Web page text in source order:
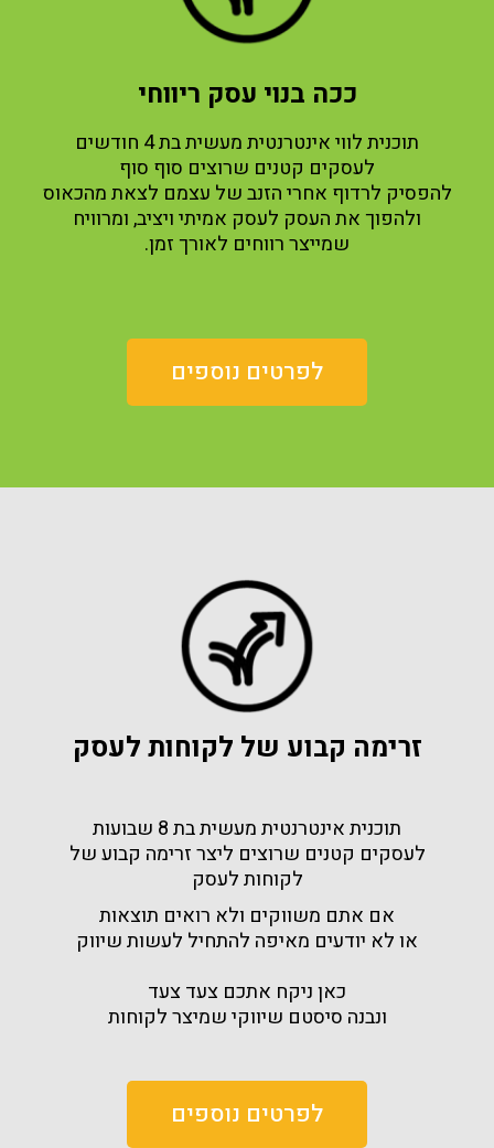
ככה בנוי עסק ריווחי
תוכנית לווי אינטרנטית מעשית בת 4 חודשים
לעסקים קטנים שרוצים סוף סוף
להפסיק לרדוף אחרי הזנב של עצמם לצאת מהכאוס
ולהפוך את העסק לעסק אמיתי ויציב, ומרוויח
שמייצר רווחים לאורך זמן.
לפרטים נוספים
זרימה קבוע של לקוחות לעסק
תוכנית אינטרנטית מעשית בת 8 שבועות
לעסקים קטנים שרוצים ליצר זרימה קבוע של
לקוחות לעסק
אם אתם משווקים ולא רואים תוצאות
או לא יודעים מאיפה להתחיל לעשות שיווק
כאן ניקח אתכם צעד צעד
ונבנה סיסטם שיווקי שמיצר לקוחות
לפרטים נוספים